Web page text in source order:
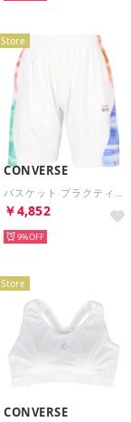
Store
CONVERSE
バスケット プラクティスパンツ ポケット付き CB252859 （1100 ホワイト）
￥4,852
9%
Store
CONVERSE